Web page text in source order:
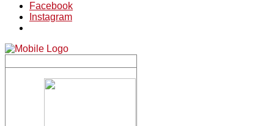
Facebook
Instagram